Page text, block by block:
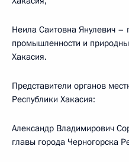
Неила Саитовна Янулевич –
промышленности и
Хакасия.
Представители органов
Республики Хакасия:
Александр Владимирович
главы города Черногорска